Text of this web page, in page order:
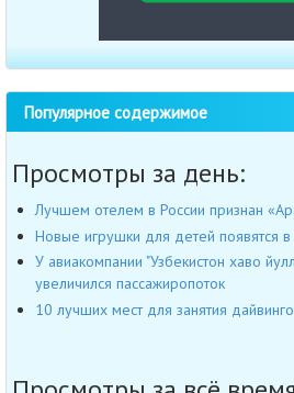
Популярное содержимое
Просмотры за день:
Лучшем отелем в России признан
Новые игрушки для детей появятся
У авиакомпании "Узбекистон хаво
увеличился пассажиропоток
10 лучших мест для занятия